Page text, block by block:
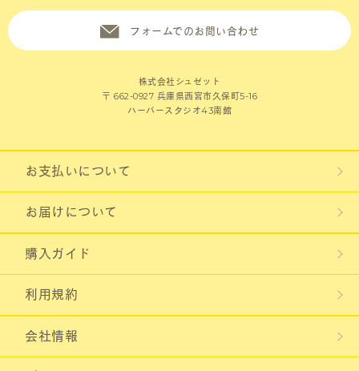
フォームでのお問い合わせ
株式会社シュゼット
〒 662-0927 兵庫県西宮市久保町5-16
ハーバースタジオ43南館
お支払いについて
お届けについて
購入ガイド
利用規約
会社情報